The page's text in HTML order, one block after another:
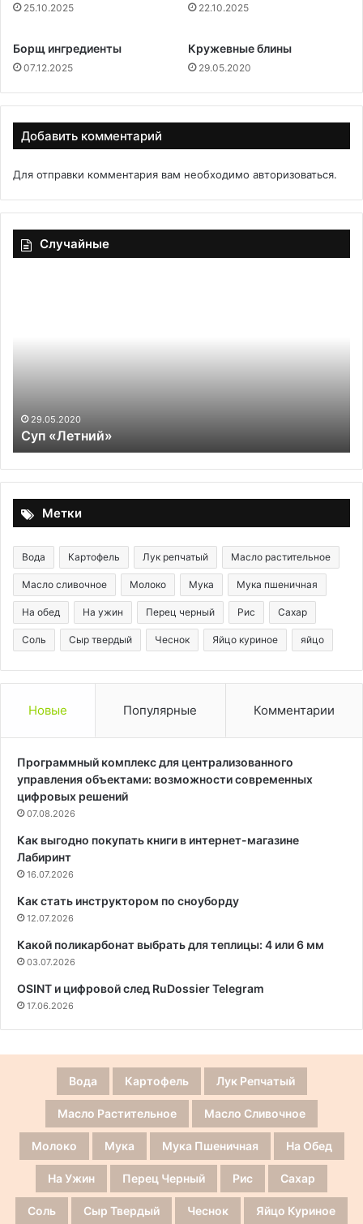
25.10.2025 22.10.2025
Борщ ингредиенты
07.12.2025
Кружевные блины
29.05.2020
Добавить комментарий
Для отправки комментария вам необходимо авторизоваться.
Случайные
29.05.2020
Суп «Летний»
Метки
Вода Картофель Лук репчатый Масло растительное
Масло сливочное Молоко Мука Мука пшеничная
На обед На ужин Перец черный Рис Сахар
Соль Сыр твердый Чеснок Яйцо куриное яйцо
Новые Популярные Комментарии
Программный комплекс для централизованного
управления объектами: возможности современных
цифровых решений
07.08.2026
Как выгодно покупать книги в интернет-магазине
Лабиринт
16.07.2026
Как стать инструктором по сноуборду
12.07.2026
Какой поликарбонат выбрать для теплицы: 4 или 6 мм
03.07.2026
OSINT и цифровой след RuDossier Telegram
17.06.2026
Вода Картофель Лук Репчатый
Масло Растительное Масло Сливочное
Молоко Мука Мука Пшеничная На Обед
На Ужин Перец Черный Рис Сахар
Соль Сыр Твердый Чеснок Яйцо Куриное